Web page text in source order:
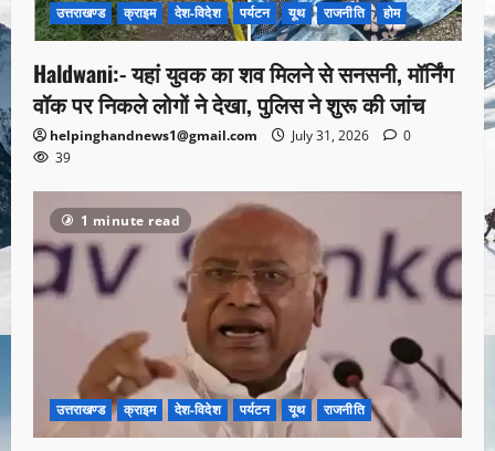
उत्तराखण्ड क्राइम देश-विदेश पर्यटन यूथ राजनीति होम
Haldwani:- यहां युवक का शव मिलने से सनसनी, मॉर्निंग
वॉक पर निकले लोगों ने देखा, पुलिस ने शुरू की जांच
helpinghandnews1@gmail.com July 31, 2026
0
39
1 minute read
उत्तराखण्ड क्राइम देश-विदेश पर्यटन यूथ राजनीति